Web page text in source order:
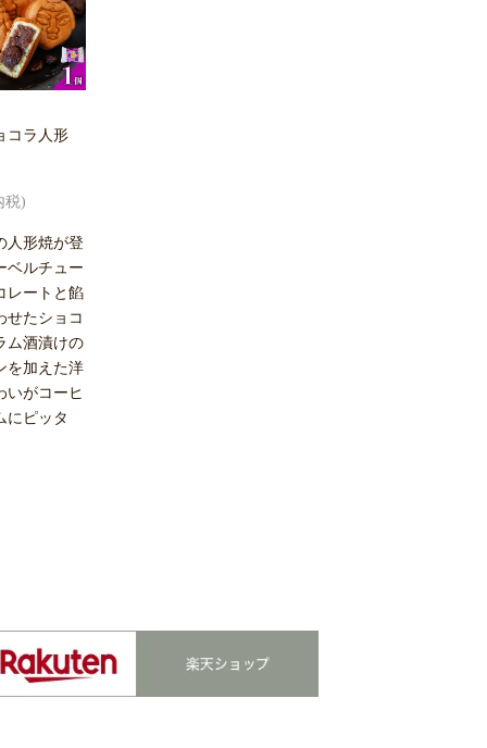
コラ人形
税)
人形焼が登
ベルチュー
レートと餡
せたショコ
ム酒漬けの
を加えた洋
いがコーヒ
にピッタ